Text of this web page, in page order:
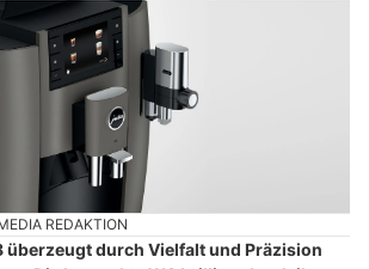
REDAKTION
überzeugt durch Vielfalt und Präzision